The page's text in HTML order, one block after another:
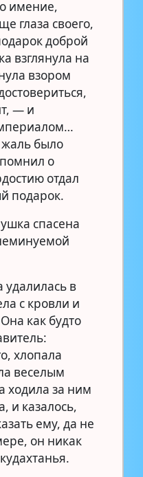
имение,
глаза своего,
доброй
взглянула на
взором
— и
было
о
отдал
подарок.
спасена
удалилась в
с кровли и
как будто
хлопала
веселым
ходила за ним
и казалось,
ему, да не
он никак